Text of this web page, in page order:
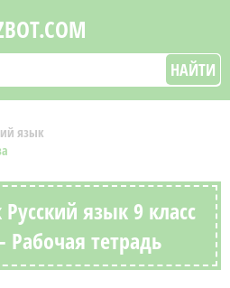
НАЙТИ
язык
язык 9 класс
тетрадь